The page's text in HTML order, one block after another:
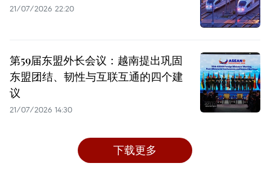
21/07/2026 22:20
第59届东盟外长会议：越南提出巩固
东盟团结、韧性与互联互通的四个建
议
21/07/2026 14:30
下载更多